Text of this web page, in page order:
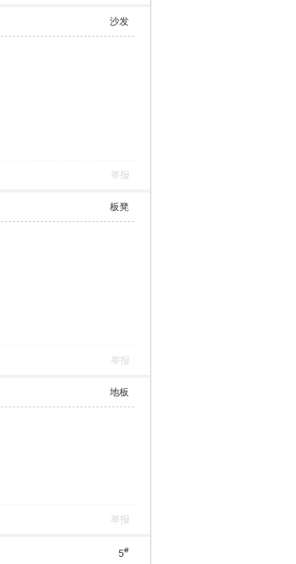
沙发
举报
板凳
举报
地板
举报
5#